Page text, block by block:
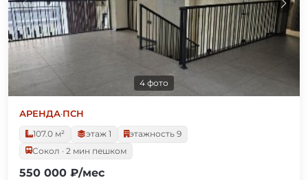
4 фото
АРЕНДА·ПСН
107.0 м²
этаж 1
этажность 9
Сокол · 2 мин пешком
550 000 ₽/мес